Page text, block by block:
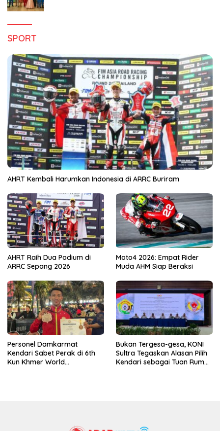
SPORT
AHRT Kembali Harumkan Indonesia di ARRC Buriram
AHRT Raih Dua Podium di
ARRC Sepang 2026
Moto4 2026: Empat Rider
Muda AHM Siap Beraksi
Personel Damkarmat
Kendari Sabet Perak di 6th
Kun Khmer World
Bukan Tergesa-gesa, KONI
Sultra Tegaskan Alasan Pilih
Kendari sebagai Tuan Rumah